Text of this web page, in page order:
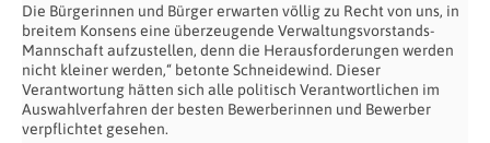
Die Bürgerinnen und Bürger erwarten völlig zu Recht von uns, in
breitem Konsens eine überzeugende Verwaltungsvorstands-
Mannschaft aufzustellen, denn die Herausforderungen werden
nicht kleiner werden,“ betonte Schneidewind. Dieser
Verantwortung hätten sich alle politisch Verantwortlichen im
Auswahlverfahren der besten Bewerberinnen und Bewerber
verpflichtet gesehen.